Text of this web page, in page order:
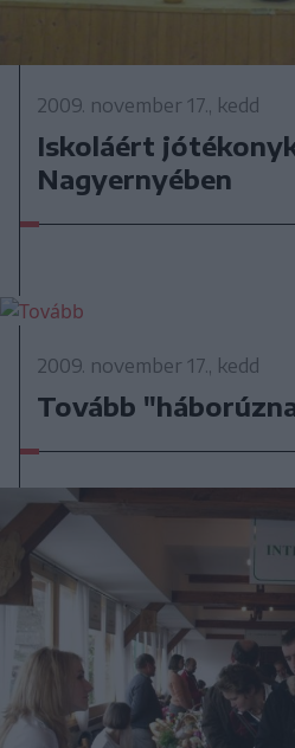
2009. november 17., kedd
Iskoláért
Nagyernyében
2009. november 17., kedd
Tovább